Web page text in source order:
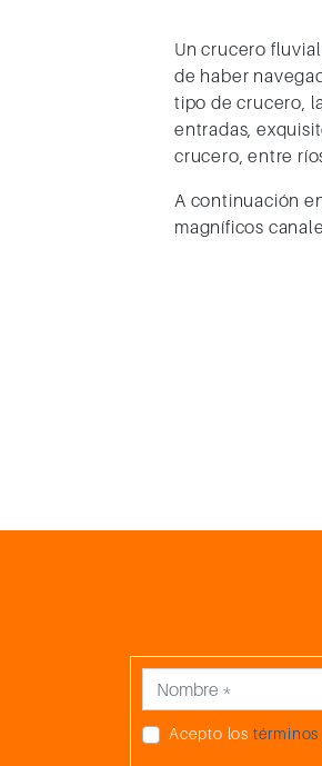
Un crucero
de haber
tipo de crucero,
entradas,
crucero, entre
A continuación
magníficos
Acepto los